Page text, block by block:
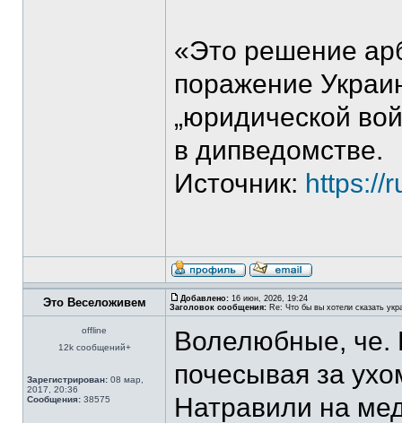
«Это решение
поражение
„юридической
в дипведомстве.
Источник: https://
Это Веселоживем Добавлено: 16 июн, 2026, 19:24
Заголовок сообщения: Re: Что бы вы хотели сказать
offline
12k сообщений+
Зарегистрирован: 08 мар,
2017, 20:36
Сообщения: 38575
Волелюбные, че.
почесывая за
Натравили на